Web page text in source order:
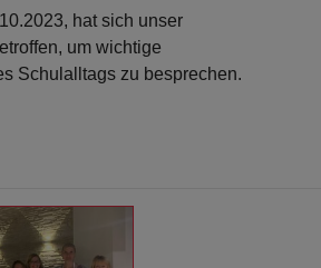
hat sich unser
um wichtige
Schulalltags zu besprechen.